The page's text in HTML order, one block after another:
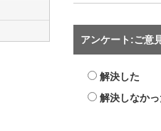
アンケート:ご意
解決した
解決しなかっ